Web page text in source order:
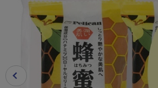
PRODUCTS / 商品を探す
COLLECTIONS / ブランド一覧